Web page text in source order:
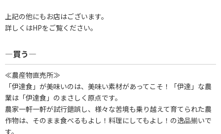
上記の他にもお店はございます。
詳しくはHPをご覧ください。
―買う―
≪農産物直売所≫
「伊達食」が美味いのは、美味い素材があってこそ！「伊達」な農
業は「伊達食」のまさしく原点です。
農家一軒一軒が試行錯誤し、様々な苦境も乗り越えて育てられた農
作物は、そのまま食べるもよし！料理にしてもよし！の逸品揃いで
す。